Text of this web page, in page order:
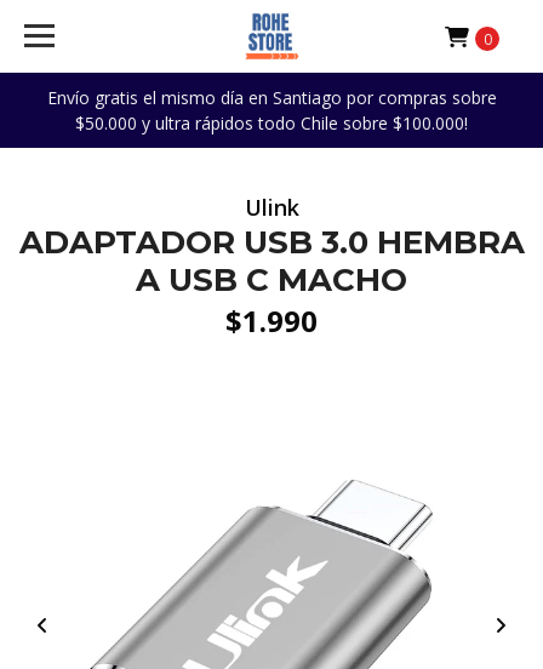
Envío gratis el mismo día en Santiago por compras sobre
$50.000 y ultra rápidos todo Chile sobre $100.000!
0
Ulink
ADAPTADOR USB 3.0 HEMBRA
A USB C MACHO
$1.990